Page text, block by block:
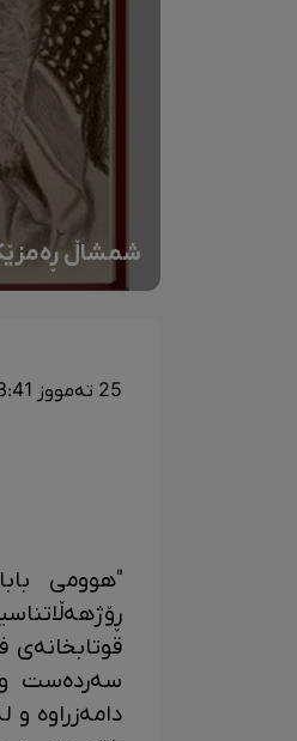
شمشاڵ
25 تەمووز 23:41
"هوومی
قوتابخانەی
سەردەست و
دامەزراوە